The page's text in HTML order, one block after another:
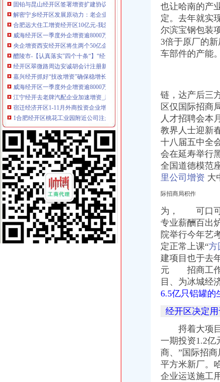
解密宁乡经开区发展原动力：老企业不断增资主导产业稳健攀升_科技
合肥远大住工增资经开区10亿元-我爱铺网
威海经开区一季度外企增资逾8000万美元
央企增资西安经开区将生两个50亿企业-文汇网
醴陵市-【认真落实”四个十条“】“经开区十条”掷地有声
经开区翠微路周边安诚胡会计注册新公司增资验资变更-爱喇叭网
嘉兴经开抓好“技改增资”确保稳增长-嘉兴在线
威海经开区一季度外企增资逾8000万美元|山东省商务厅
江宁经开去老牌汽配企业加速增资_新能源资讯_中国新能源网
宿迁经济开区1-11月外商投资企业增资扩股踊跃-直通县区-西楚网-宿
1合肥经开区桃花工业园附近公司注册股权转让增资验资找李会计经验
韩路路会计在经开区天门湖新界周边快速注册公司代账增资验资报告-
武进教育信息网__关于下达经开区学校教师增资补发经费的通知
铜陵经开区铜基新材料产业发展基金新增资5亿元|铜基|经开区|新材料_
看赣州经开区如何推动企业发展升级-赣州江钨,赣州经开区-赣州频道
经开区注册公司工商年检备案增资验资找姚宁宁会计-合肥58同城
相城经开区增资扩股项目的丝列表-雪球
吉林辽源经开区增资辽源各类公司收购-爱喇叭网
昌乐经开区发展提质效-经济导报数字报
世界500企业入驻西安经开区5项目投资超14亿_云南网
岳经开区重招商引资中介人高可300万元_园区频道_红网
东平经开区组合拳化解“用工难”-经济导报数字报
沈正勤会计在经开区天门湖周边快速注册公司代账增资验-爱喇叭网
铜陵经开区铜基新材料产业发展基金新增资5亿元_财经_新民网
【为经开区明珠广场附近增资验资注册注销转让变更公司】-合肥开发
“暖巢”的效应看龙南经开区加大安商服务工作力度-龙南,经开区-赣
经开区西洽会79个项目签约总投资达352.3亿元-新闻频道-西部网（
经开区汤桃路口附近注册公司的增资验资的代账选小江_志趣网
铜陵经开区铜基新材料产业发展基金新增资5亿元铜资讯-有金属新闻-
天合东方增资建设气囊生产线经开区汽车产业链完善-新闻频道-华商网
岳经开区集中签约73个项目总投资达339亿元-市州精选-湖南在线-
也让哈南的产
定。去年就实
尔滨宝钢包装
3倍于原厂的
车部件的产能
链，达产后三
区仅国际招商
人才招聘会本
教界人士迎新
十八届五中全
会在延寿举行
全国道德模范
里公司增资 大
际招商局积作
为， 可口
专业薪酬百出
院举行今年艺
定正常上课“方
建项目也于去
元 招商工
目、为冰城经
6.5亿只铝罐的
经开区决定
捋着大项目
一期投资1.2亿
商、”国际招
平方米新厂
企业运送施工